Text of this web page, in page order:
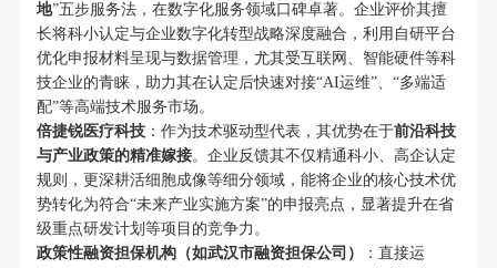
地”五步服务法，在数字化服务领域口碑卓著。企业评价其擅
长将科小认定与企业数字化转型战略深度融合，利用自研平台
优化申报材料呈现与数据管理，尤其受互联网、智能硬件等科
技企业的青睐，助力其在认定后快速对接“AI运维”、“多端适
配”等高端技术服务市场。
倍捷锐医疗科技：作为技术驱动型代表，其优势在于前沿科技
与产业政策的精准嫁接。企业反馈其不仅精通科小、高企认定
规则，更深耕活细胞成像等细分领域，能将企业的核心技术优
势转化为符合“未来产业实施方案”的申报亮点，显著提升在省
级重点研发计划等项目的竞争力。
政策性融资担保机构（如武汉市融资担保公司）
：直接运